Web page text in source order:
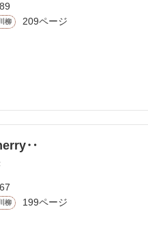
柳 209ページ
柳 199ページ